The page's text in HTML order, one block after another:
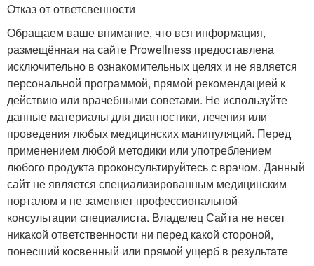
Отказ от ответсвенности
Обращаем ваше внимание, что вся информация,
размещённая на сайте Prowellness предоставлена
исключительно в ознакомительных целях и не является
персональной программой, прямой рекомендацией к
действию или врачебными советами. Не используйте
данные материалы для диагностики, лечения или
проведения любых медицинских манипуляций. Перед
применением любой методики или употреблением
любого продукта проконсультируйтесь с врачом. Данный
сайт не является специализированным медицинским
порталом и не заменяет профессиональной
консультации специалиста. Владелец Сайта не несет
никакой ответственности ни перед какой стороной,
понесший косвенный или прямой ущерб в результате